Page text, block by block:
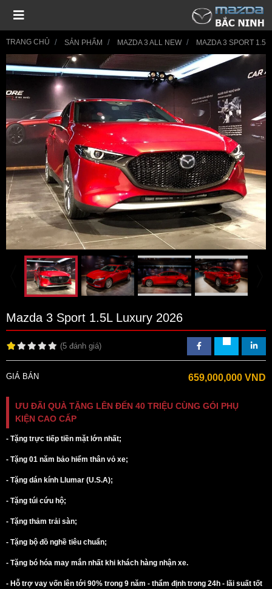
TRANG CHỦ SẢN PHẨM MAZDA 3 ALL NEW MAZDA 3 SPORT
Mazda 3 Sport 1.5L Luxury 2026
(5 đánh giá)
GIÁ BÁN 659,000,000 VND
ƯU ĐÃI QUÀ TẶNG LÊN ĐẾN 40 TRIỆU CÙNG GÓI PHỤ
KIỆN CAO CẤP
- Tặng trực tiếp tiền mặt lớn nhất;
- Tặng 01 năm bảo hiểm thân vỏ xe;
- Tặng dán kính Llumar (U.S.A);
- Tặng túi cứu hộ;
- Tặng thảm trải sàn;
- Tặng bộ đồ nghề tiêu chuẩn;
- Tặng bó hóa may mắn nhất khi khách hàng nhận xe.
- Hỗ trợ vay vốn lên tới 90% trong 9 năm - thẩm định trong 24h - lãi suất tốt